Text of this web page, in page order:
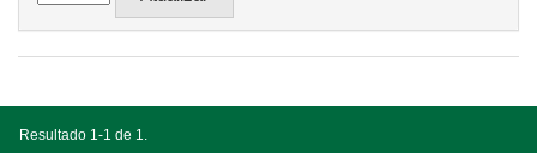
Resultado 1-1 de 1.